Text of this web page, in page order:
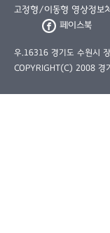
고정형/이동형 영상정보
페이스북
우.16316 경기도 수원시
COPYRIGHT(C) 2008 경